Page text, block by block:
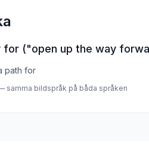
for ("open up the way
path for
samma bildspråk på båda språken